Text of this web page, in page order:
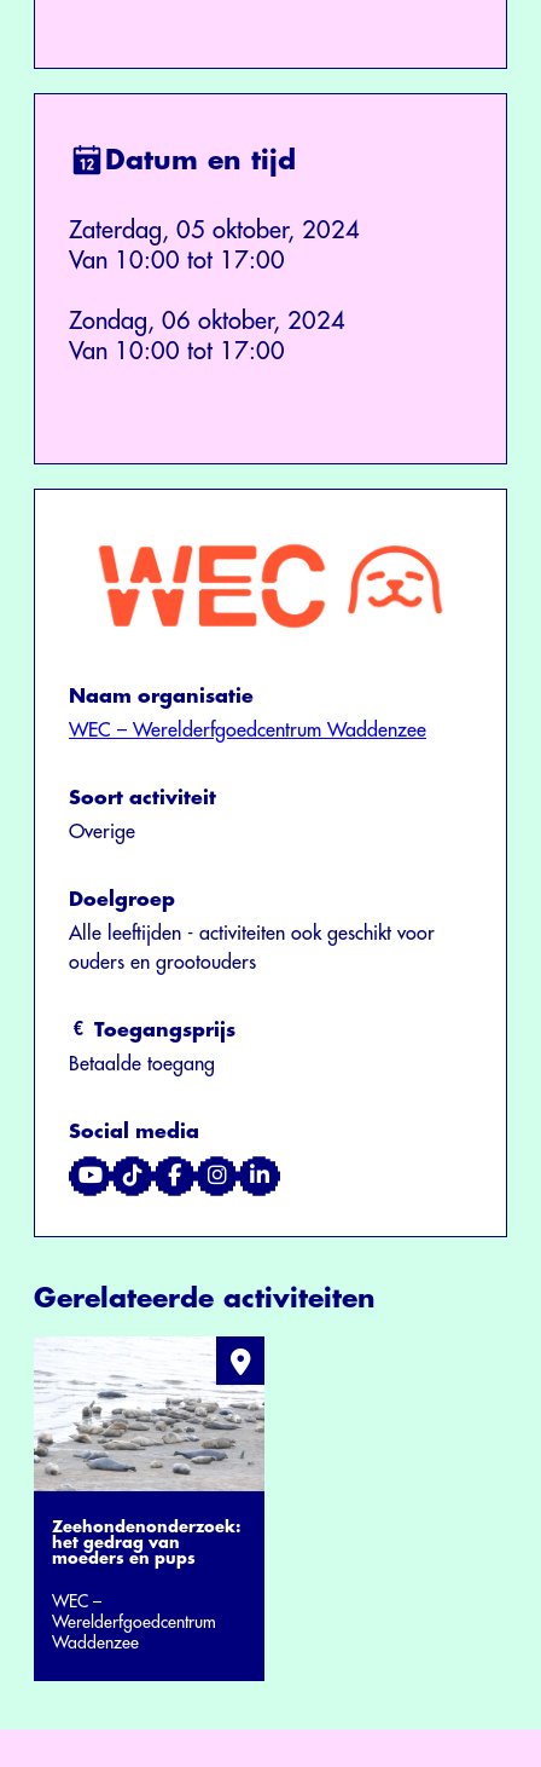
Datum en tijd
Zaterdag, 05 oktober, 2024
Van 10:00 tot 17:00
Zondag, 06 oktober, 2024
Van 10:00 tot 17:00
Naam organisatie
WEC – Werelderfgoedcentrum Waddenzee
Soort activiteit
Overige
Doelgroep
Alle leeftijden - activiteiten ook geschikt voor
ouders en grootouders
Toegangsprijs
Betaalde toegang
Social media
Gerelateerde activiteiten
Zeehondenonderzoek:
het gedrag van
moeders en pups
WEC –
Werelderfgoedcentrum
Waddenzee